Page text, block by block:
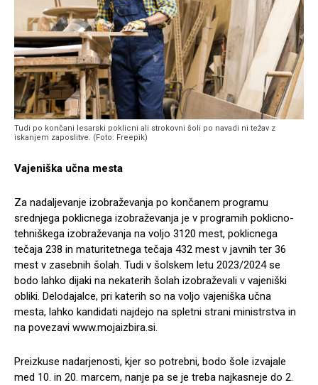
Tudi po končani lesarski poklicni ali strokovni šoli po navadi ni težav z
iskanjem zaposlitve. (Foto: Freepik)
Vajeniška učna mesta
Za nadaljevanje izobraževanja po končanem programu
srednjega poklicnega izobraževanja je v programih poklicno-
tehniškega izobraževanja na voljo 3120 mest, poklicnega
tečaja 238 in maturitetnega tečaja 432 mest v javnih ter 36
mest v zasebnih šolah. Tudi v šolskem letu 2023/2024 se
bodo lahko dijaki na nekaterih šolah izobraževali v vajeniški
obliki. Delodajalce, pri katerih so na voljo vajeniška učna
mesta, lahko kandidati najdejo na spletni strani ministrstva in
na povezavi www.mojaizbira.si.
Preizkuse nadarjenosti, kjer so potrebni, bodo šole izvajale
med 10. in 20. marcem, nanje pa se je treba najkasneje do 2.